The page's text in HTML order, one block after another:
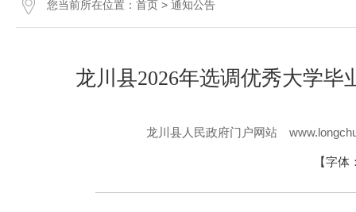
您当前所在位置： 首页 > 通知公告
龙川县2026年选调优秀大学
龙川县人民政府门户网站
【字体